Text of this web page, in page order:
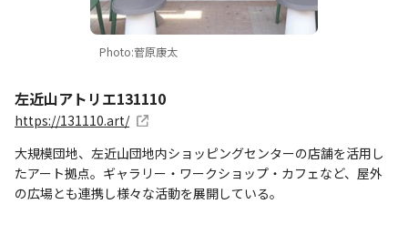
Photo:菅原康太
左近山アトリエ131110
https://131110.art/
大規模団地、左近山団地内ショッピングセンターの店舗を活用し
たアート拠点。ギャラリー・ワークショップ・カフェなど、屋外
の広場とも連携し様々な活動を展開している。